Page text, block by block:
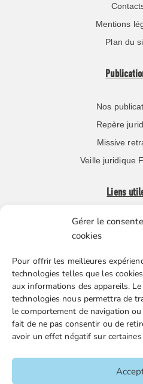
Gérer le
cookies
Pour offrir les meilleures
technologies telles que les
aux informations des appareils.
technologies nous permettra de
le comportement de navigation
fait de ne pas consentir ou de
avoir un effet négatif sur
Mentions
Plan du
Nos
Repère
Missive
Veille juridique
Liens
Boutique
Nos
Gestion des
FGTA-FO / 15 avenue Victor
Accueil